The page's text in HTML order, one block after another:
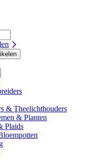
& Theelichthouders
& Planten
Plaids